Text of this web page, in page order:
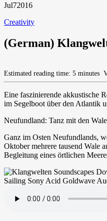
Jul72016
Creativity
(German)
Estimated reading time: 5 minutes
Eine faszinierende akkustische
im Segelboot über den Atlantik
Neufundland: Tanz mit den
Ganz im Osten Neufundlands,
Oktober mehrere tausend Wale
Begleitung eines örtlichen